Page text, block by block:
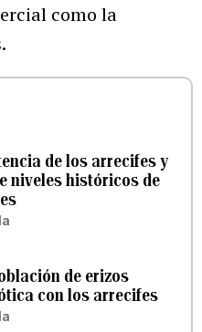
como la
de los arrecifes y
niveles históricos de
de erizos
con los arrecifes